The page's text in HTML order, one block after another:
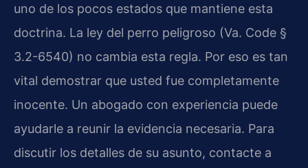
uno de los pocos estados que mantiene esta
doctrina. La ley del perro peligroso (Va. Code §
3.2-6540) no cambia esta regla. Por eso es tan
vital demostrar que usted fue completamente
inocente. Un abogado con experiencia puede
ayudarle a reunir la evidencia necesaria. Para
discutir los detalles de su asunto, contacte a